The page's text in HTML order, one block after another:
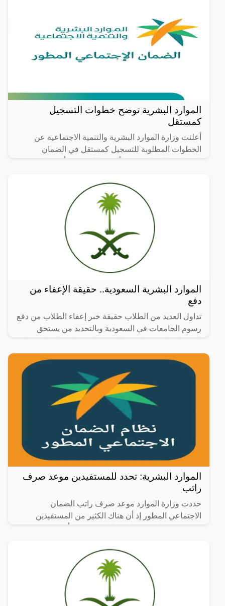
الموارد البشرية توضح خطوات التسجيل
كمستقل
أعلنت وزارة الموارد البشرية والتنمية الاجتماعية عن
الخطوات المطلوبة للتسجيل كمستقل في الضمان
الموارد البشرية السعودية.. حقيقة الإعفاء من
دفع
تداول العديد من الطلاب حقيقة خبر إعفاء الطلاب من دفع
رسوم الجامعات في السعودية وبالتحديد من يستحق
الرد من خلال
الموارد البشرية: تحدد للمستفيدين موعد صرف
راتب
حددت وزارة الموارد موعد صرف راتب الضمان
الاجتماعي المطور إذ أن هناك الكثير من المستفيدين